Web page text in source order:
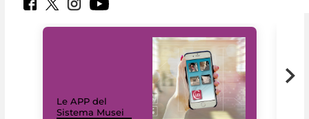
Le APP del
Sistema Musei